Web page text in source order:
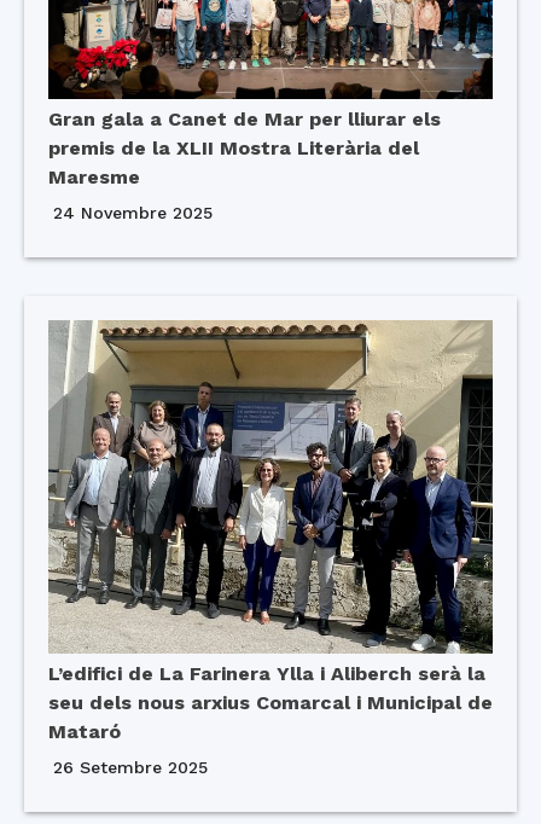
Gran gala a Canet de Mar per lliurar els
premis de la XLII Mostra Literària del
Maresme
24 Novembre 2025
L’edifici de La Farinera Ylla i Aliberch serà la
seu dels nous arxius Comarcal i Municipal de
Mataró
26 Setembre 2025